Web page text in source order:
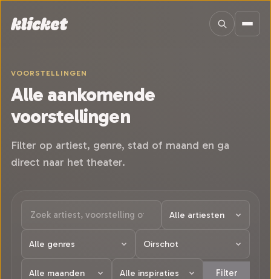
VOORSTELLINGEN
Alle aankomende
voorstellingen
Filter op artiest, genre, stad of maand en ga
direct naar het theater.
Filter